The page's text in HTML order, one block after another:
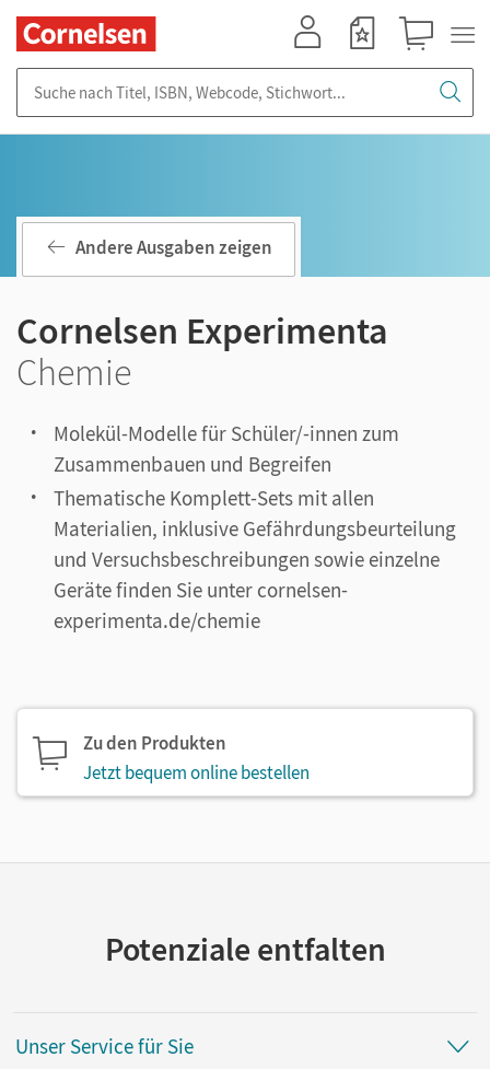
Andere Ausgaben zeigen
Cornelsen Experimenta
Chemie
Molekül-Modelle für Schüler/-innen zum
Zusammenbauen und Begreifen
Thematische Komplett-Sets mit allen
Materialien, inklusive Gefährdungsbeurteilung
und Versuchsbeschreibungen sowie einzelne
Geräte finden Sie unter cornelsen-
experimenta.de/chemie
Zu den Produkten
Jetzt bequem online bestellen
Potenziale entfalten
Unser Service für Sie